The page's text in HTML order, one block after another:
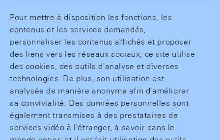
Pour mettre à disposition les fonctions, les
contenus et les services demandés,
personnaliser les contenus affichés et proposer
des liens vers les réseaux sociaux, ce site utilise
des cookies, des outils d'analyse et diverses
technologies. De plus, son utilisation est
analysée de manière anonyme afin d'améliorer
sa convivialité. Des données personnelles sont
également transmises à des prestataires de
services vidéo à l'étranger, à savoir dans le